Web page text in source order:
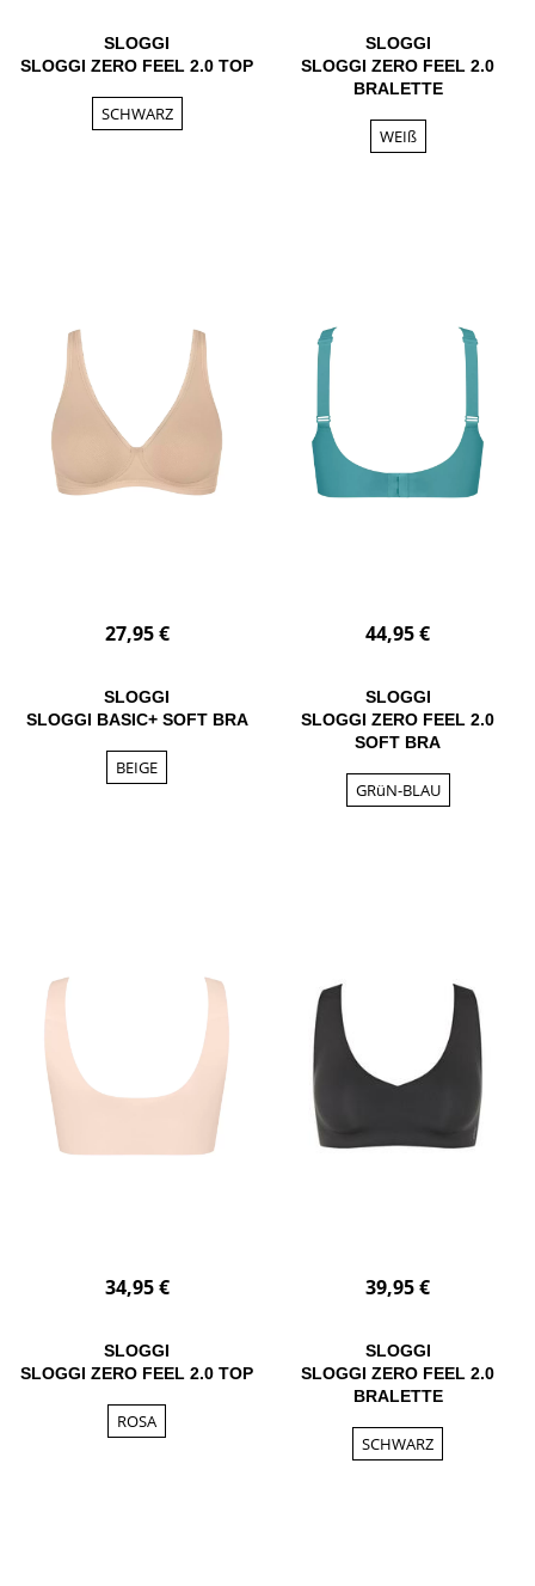
SLOGGI
SLOGGI ZERO FEEL 2.0 TOP
SCHWARZ
SLOGGI
SLOGGI ZERO FEEL 2.0
BRALETTE
WEIß
27,95 €
SLOGGI
SLOGGI BASIC+ SOFT BRA
BEIGE
44,95 €
SLOGGI
SLOGGI ZERO FEEL 2.0
SOFT BRA
GRüN-BLAU
34,95 €
SLOGGI
SLOGGI ZERO FEEL 2.0 TOP
ROSA
39,95 €
SLOGGI
SLOGGI ZERO FEEL 2.0
BRALETTE
SCHWARZ